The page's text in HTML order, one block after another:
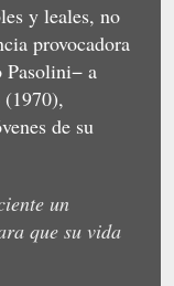
y leales, no
provocadora
Pasolini− a
de su
un
que su vida